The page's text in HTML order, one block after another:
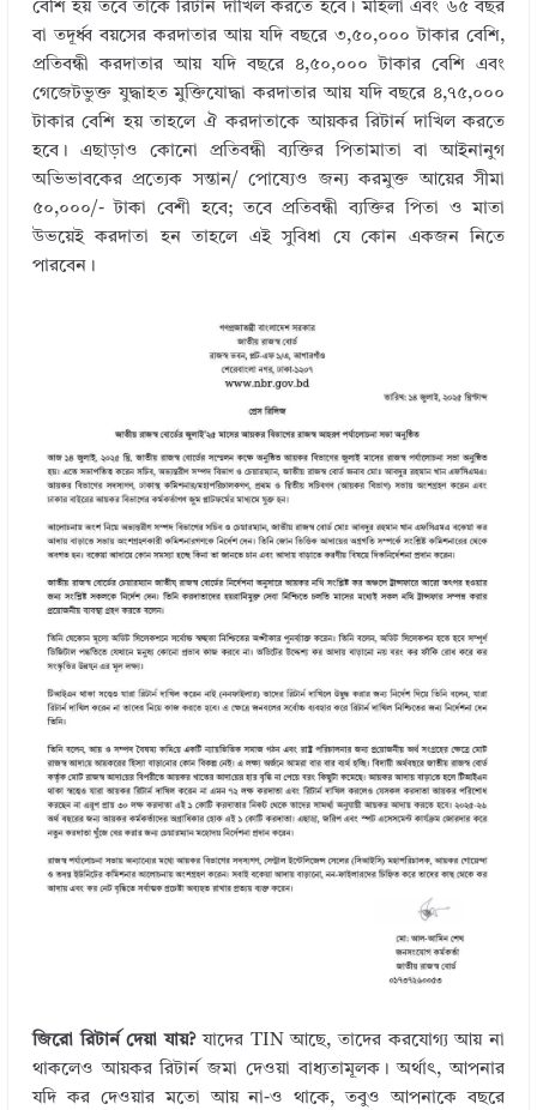
বেশি হয় তবে তাকে রিটার্ন দাখিল করতে হবে। মহিলা এবং ৬৫ বছর
বা তদূর্ধ্ব বয়সের করদাতার আয় যদি বছরে ৩,৫০,০০০ টাকার বেশি,
প্রতিবন্ধী করদাতার আয় যদি বছরে ৪,৫০,০০০ টাকার বেশি এবং
গেজেটভুক্ত যুদ্ধাহত মুক্তিযোদ্ধা করদাতার আয় যদি বছরে ৪,৭৫,০০০
টাকার বেশি হয় তাহলে ঐ করদাতাকে আয়কর রিটার্ন দাখিল করতে
হবে। এছাড়াও কোনো প্রতিবন্ধী ব্যক্তির পিতামাতা বা আইনানুগ
অভিভাবকের প্রত্যেক সন্তান/ পোষ্যেও জন্য করমুক্ত আয়ের সীমা
৫০,০০০/- টাকা বেশী হবে; তবে প্রতিবন্ধী ব্যক্তির পিতা ও মাতা
উভয়েই করদাতা হন তাহলে এই সুবিধা যে কোন একজন নিতে
পারবেন।
জিরো রিটার্ন দেয়া যায়?যাদের TIN আছে, তাদের করযোগ্য আয় না
থাকলেও আয়কর রিটার্ন জমা দেওয়া বাধ্যতামূলক। অর্থাৎ, আপনার
যদি কর দেওয়ার মতো আয় না-ও থাকে, তবুও আপনাকে বছরে